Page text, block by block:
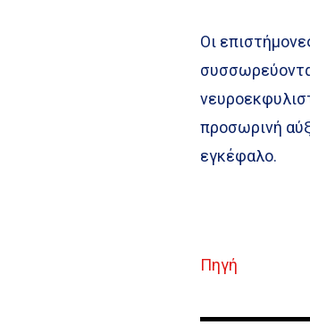
Οι
προσωρινή
εγκέφαλο.
Πηγή